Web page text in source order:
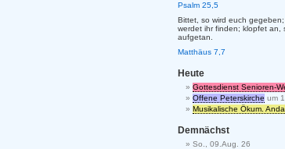
Psalm 25,5
Bittet, so wird euch
werdet ihr finden; klopfet an,
aufgetan.
Matthäus 7,7
Heute
Gottesdienst Senioren-
Offene Peterskirche um
Musikalische Ökum.
Demnächst
So., 09.Aug. 26